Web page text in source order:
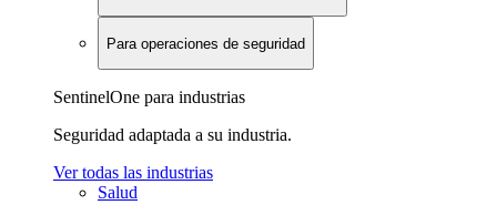
Para operaciones de seguridad
SentinelOne para industrias
Seguridad adaptada a su industria.
Ver todas las industrias
Salud